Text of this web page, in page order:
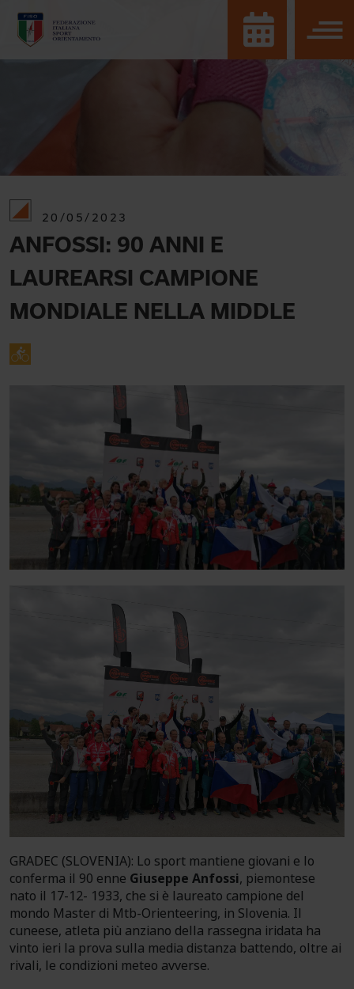
20/05/2023
ANFOSSI: 90 ANNI E
LAUREARSI CAMPIONE
MONDIALE NELLA MIDDLE
GRADEC (SLOVENIA): Lo sport mantiene giovani e lo
conferma il 90 enne Giuseppe Anfossi, piemontese
nato il 17-12- 1933, che si è laureato campione del
mondo Master di Mtb-Orienteering, in Slovenia. Il
cuneese, atleta più anziano della rassegna iridata ha
vinto ieri la prova sulla media distanza battendo, oltre ai
rivali, le condizioni meteo avverse.